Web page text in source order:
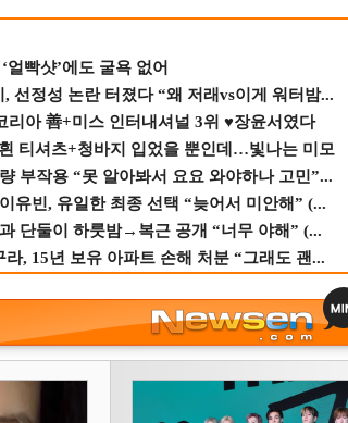
빡샷’에도 굴욕 없어
선정성 논란 터졌다 “왜 저래vs이게 워터밤...
리아 善+미스 인터내셔널 3위 ♥장윤서였다
티셔츠+청바지 입었을 뿐인데…빛나는 미모
부작용 “못 알아봐서 요요 와야하나 고민”...
유빈, 유일한 최종 선택 “늦어서 미안해” (...
단둘이 하룻밤→복근 공개 “너무 야해” (...
, 15년 보유 아파트 손해 처분 “그래도 괜...